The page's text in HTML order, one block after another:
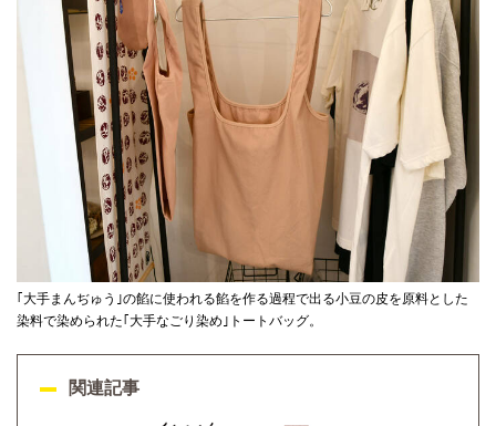
｢大手まんぢゅう｣の餡に使われる餡を作る過程で出る小豆の皮を原料とした
染料で染められた｢大手なごり染め｣トートバッグ。
関連記事